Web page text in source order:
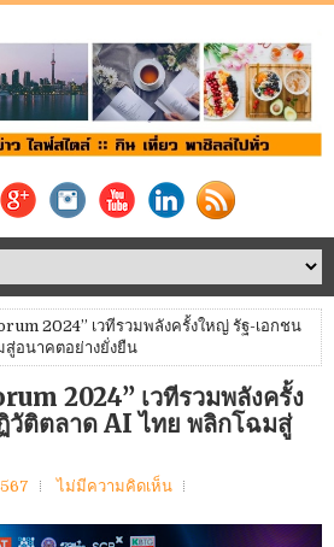
2024” เวทีรวมพลังครั้งใหญ่ รัฐ-เอกชน
อนาคตอย่างยั่งยืน
2024” เวทีรวมพลังครั้ง
ติตลาด AI ไทย พลิกโฉมสู่
ไม่มีความคิดเห็น